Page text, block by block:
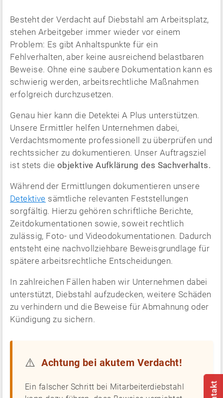
Besteht der Verdacht auf Diebstahl am Arbeitsplatz,
stehen Arbeitgeber immer wieder vor einem
Problem: Es gibt Anhaltspunkte für ein
Fehlverhalten, aber keine ausreichend belastbaren
Beweise. Ohne eine saubere Dokumentation kann es
schwierig werden, arbeitsrechtliche Maßnahmen
erfolgreich durchzusetzen.
Genau hier kann die Detektei A Plus unterstützen.
Unsere Ermittler helfen Unternehmen dabei,
Verdachtsmomente professionell zu überprüfen und
rechtssicher zu dokumentieren. Unser Auftragsziel
ist stets die objektive Aufklärung des Sachverhalts.
Während der Ermittlungen dokumentieren unsere
Detektive sämtliche relevanten Feststellungen
sorgfältig. Hierzu gehören schriftliche Berichte,
Zeitdokumentationen sowie, soweit rechtlich
zulässig, Foto- und Videodokumentationen. Dadurch
entsteht eine nachvollziehbare Beweisgrundlage für
spätere arbeitsrechtliche Entscheidungen.
In zahlreichen Fällen haben wir Unternehmen dabei
unterstützt, Diebstahl aufzudecken, weitere Schäden
zu verhindern und die Beweise für Abmahnung oder
Kündigung zu sichern.
⚠️ Achtung bei akutem Verdacht!
Ein falscher Schritt bei Mitarbeiterdiebstahl